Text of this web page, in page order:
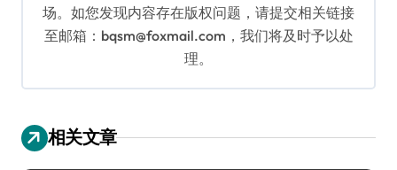
场。如您发现内容存在版权问题，请提交相关链接
至邮箱：bqsm@foxmail.com，我们将及时予以处
理。
相关文章